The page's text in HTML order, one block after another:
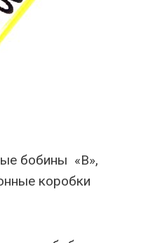
бобины «B»,
коробки